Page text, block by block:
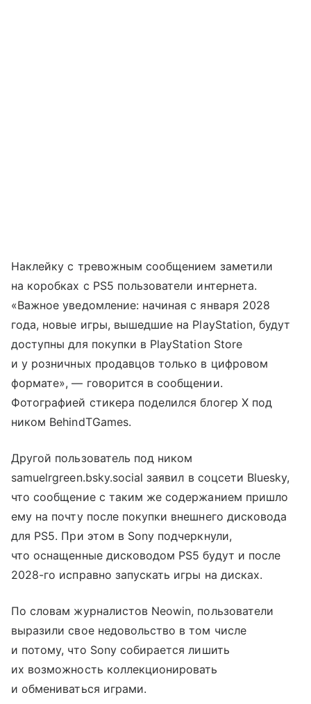
Наклейку с тревожным сообщением заметили
на коробках с PS5 пользователи интернета.
«Важное уведомление: начиная с января 2028
года, новые игры, вышедшие на PlayStation, будут
доступны для покупки в PlayStation Store
и у розничных продавцов только в цифровом
формате», — говорится в сообщении.
Фотографией стикера поделился блогер X под
ником BehindTGames.
Другой пользователь под ником
samuelrgreen.bsky.social заявил в соцсети Bluesky,
что сообщение с таким же содержанием пришло
ему на почту после покупки внешнего дисковода
для PS5. При этом в Sony подчеркнули,
что оснащенные дисководом PS5 будут и после
2028-го исправно запускать игры на дисках.
По словам журналистов Neowin, пользователи
выразили свое недовольство в том числе
и потому, что Sony собирается лишить
их возможность коллекционировать
и обмениваться играми.